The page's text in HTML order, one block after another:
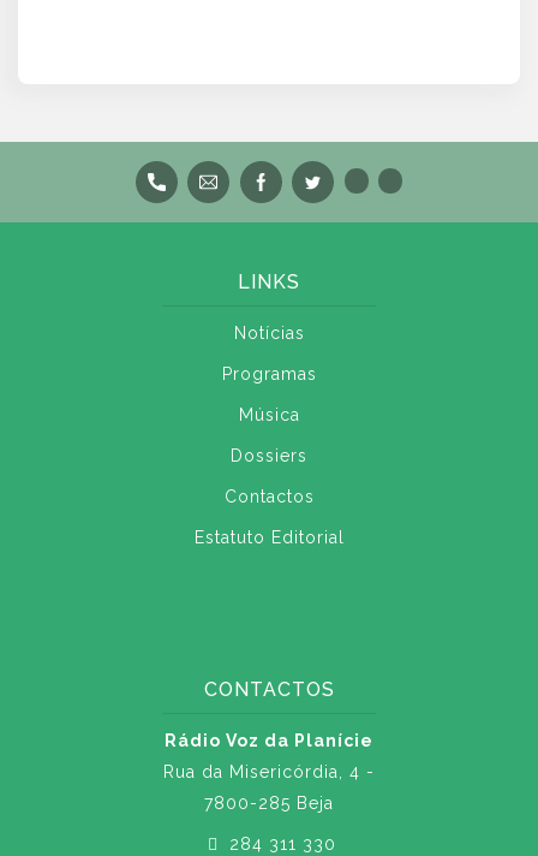
LINKS
Notícias
Programas
Música
Dossiers
Contactos
Estatuto Editorial
CONTACTOS
Rádio Voz da Planície
Rua da Misericórdia, 4 -
7800-285 Beja
284 311 330